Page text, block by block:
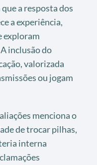
a resposta dos
a experiência,
exploram
inclusão do
valorizada
ou jogam
menciona o
de trocar pilhas,
interna